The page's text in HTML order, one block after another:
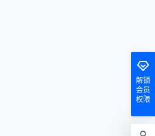
解锁
会员
权限